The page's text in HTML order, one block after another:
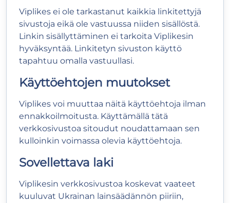
Viplikes ei ole tarkastanut kaikkia linkitettyjä
sivustoja eikä ole vastuussa niiden sisällöstä.
Linkin sisällyttäminen ei tarkoita Viplikesin
hyväksyntää. Linkitetyn sivuston käyttö
tapahtuu omalla vastuullasi.
Käyttöehtojen muutokset
Viplikes voi muuttaa näitä käyttöehtoja ilman
ennakkoilmoitusta. Käyttämällä tätä
verkkosivustoa sitoudut noudattamaan sen
kulloinkin voimassa olevia käyttöehtoja.
Sovellettava laki
Viplikesin verkkosivustoa koskevat vaateet
kuuluvat Ukrainan lainsäädännön piiriin,